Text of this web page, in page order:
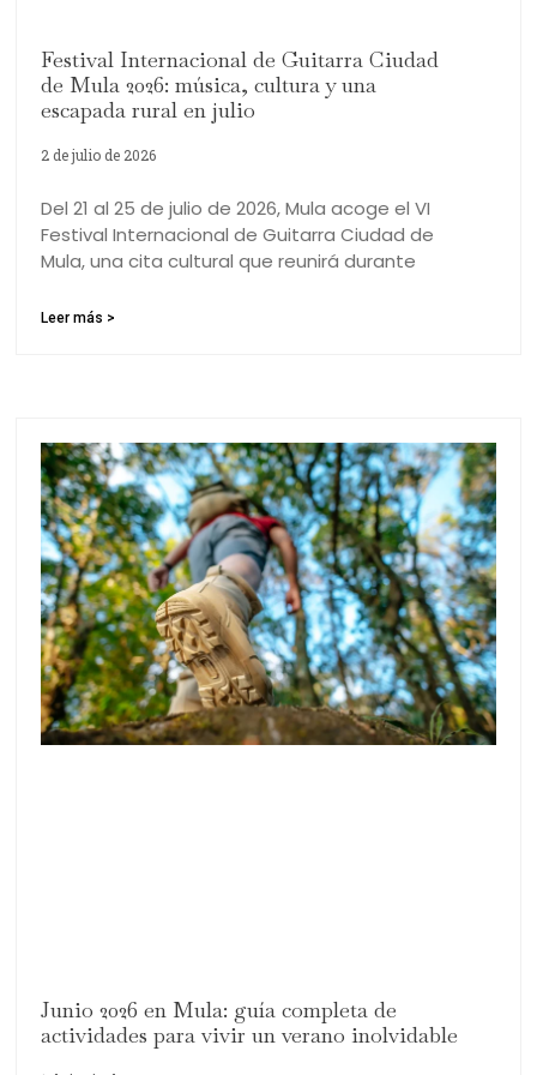
Festival Internacional de Guitarra Ciudad
de Mula 2026: música, cultura y una
escapada rural en julio
2 de julio de 2026
Del 21 al 25 de julio de 2026, Mula acoge el VI
Festival Internacional de Guitarra Ciudad de
Mula, una cita cultural que reunirá durante
Leer más >
Junio 2026 en Mula: guía completa de
actividades para vivir un verano inolvidable